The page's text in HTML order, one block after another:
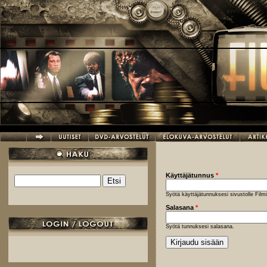
Hyppää pääsisältöön
Hakulomake
Käyttäjätunnus *
Syötä käyttäjätunnuksesi sivustolle
Salasana *
Syötä tunnuksesi salasana.